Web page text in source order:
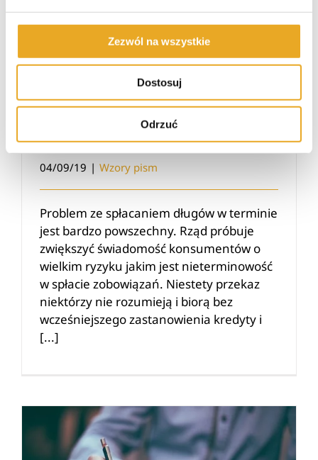
Zezwól na wszystkie
Dostosuj
Odrzuć
Jak napisać wniosek o spłatę
długu w ratach? Wzór i
Uzasadnienie
04/09/19 | Wzory pism
Problem ze spłacaniem długów w terminie
jest bardzo powszechny. Rząd próbuje
zwiększyć świadomość konsumentów o
wielkim ryzyku jakim jest nieterminowość
w spłacie zobowiązań. Niestety przekaz
niektórzy nie rozumieją i biorą bez
wcześniejszego zastanowienia kredyty i
[...]